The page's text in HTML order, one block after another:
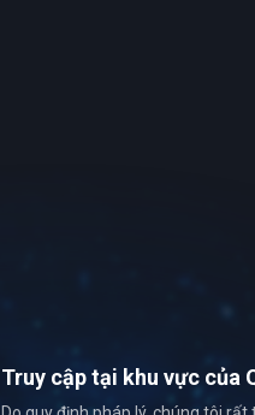
Truy cập tại khu vực của